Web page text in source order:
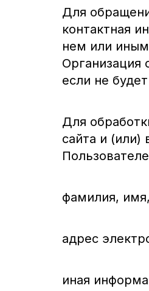
Для
контактная
нем или
Организация
если не
Для
сайта и (или)
фамилия,
адрес
иная